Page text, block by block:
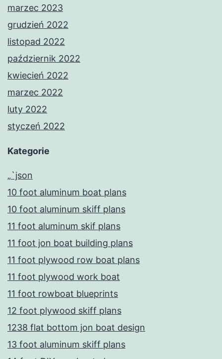
marzec 2023
grudzień 2022
listopad 2022
październik 2022
kwiecień 2022
marzec 2022
luty 2022
styczeń 2022
Kategorie
„`json
10 foot aluminum boat plans
10 foot aluminum skiff plans
11 foot aluminum skif plans
11 foot jon boat building plans
11 foot plywood row boat plans
11 foot plywood work boat
11 foot rowboat blueprints
12 foot plywood skiff plans
1238 flat bottom jon boat design
13 foot aluminum skiff plans